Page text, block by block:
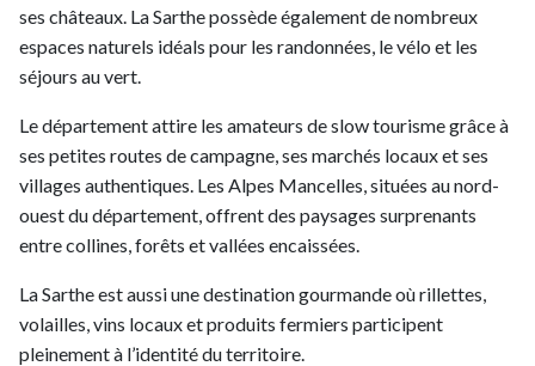
ses châteaux. La Sarthe possède également de nombreux
espaces naturels idéals pour les randonnées, le vélo et les
séjours au vert.
Le département attire les amateurs de slow tourisme grâce à
ses petites routes de campagne, ses marchés locaux et ses
villages authentiques. Les Alpes Mancelles, situées au nord-
ouest du département, offrent des paysages surprenants
entre collines, forêts et vallées encaissées.
La Sarthe est aussi une destination gourmande où rillettes,
volailles, vins locaux et produits fermiers participent
pleinement à l’identité du territoire.